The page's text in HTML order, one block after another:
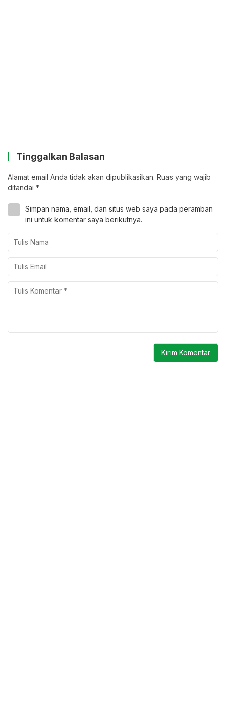
Tinggalkan Balasan
Alamat email Anda tidak akan dipublikasikan. Ruas yang wajib
ditandai *
Simpan nama, email, dan situs web saya pada peramban
ini untuk komentar saya berikutnya.